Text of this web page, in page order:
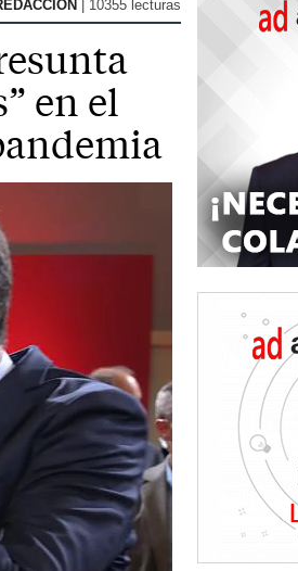
| 10355 lecturas
en el